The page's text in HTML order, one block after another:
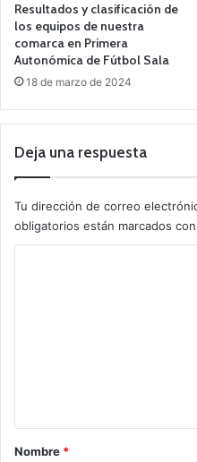
Resultados y clasificación de
los equipos de nuestra
comarca en Primera
Autonómica de Fútbol Sala
18 de marzo de 2024
Deja una respuesta
Tu dirección de correo
obligatorios están marcados con
r
Nombre *